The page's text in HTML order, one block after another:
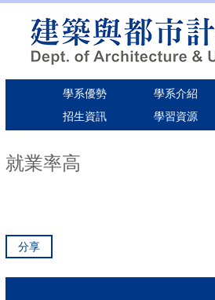
內
學系優勢 學系介紹
招生資訊
學習資源
就業率高
分享